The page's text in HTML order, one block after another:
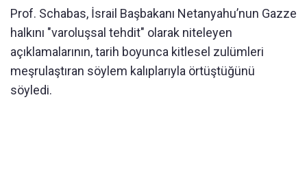
Prof. Schabas, İsrail Başbakanı Netanyahu’nun Gazze
halkını "varoluşsal tehdit" olarak niteleyen
açıklamalarının, tarih boyunca kitlesel zulümleri
meşrulaştıran söylem kalıplarıyla örtüştüğünü
söyledi.